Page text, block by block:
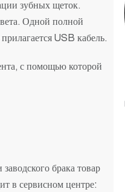
зубных щеток.
Одной полной
USB кабель.
с помощью которой
брака товар
в сервисном центре: